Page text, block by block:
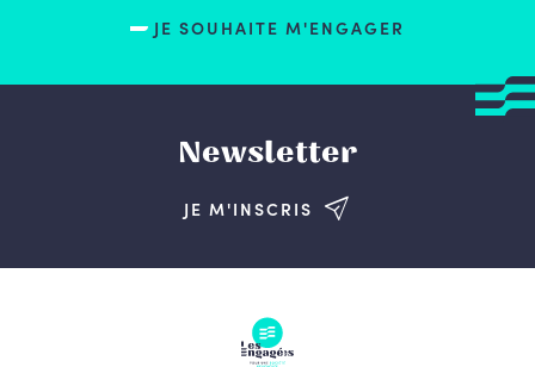
JE SOUHAITE M'ENGAGER
Newsletter
JE M'INSCRIS